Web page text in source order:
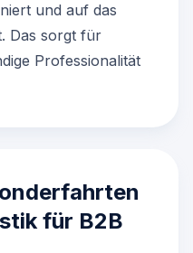
und auf das
Das sorgt für
Professionalität
für B2B